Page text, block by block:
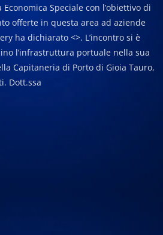
Speciale con l’obiettivo di
offerte in questa area ad aziende
ha dichiarato <>. L’incontro si è
l’infrastruttura portuale nella sua
Capitaneria di Porto di Gioia Tauro,
Dott.ssa